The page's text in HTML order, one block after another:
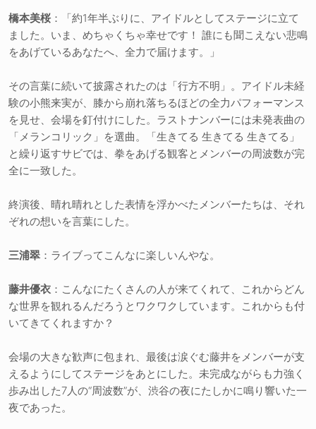
橋本美桜：「約1年半ぶりに、アイドルとしてステージに立て
ました。いま、めちゃくちゃ幸せです！ 誰にも聞こえない悲鳴
をあげているあなたへ、全力で届けます。」
その言葉に続いて披露されたのは「行方不明」。アイドル未経
験の小熊来実が、膝から崩れ落ちるほどの全力パフォーマンス
を見せ、会場を釘付けにした。ラストナンバーには未発表曲の
「メランコリック」を選曲。「生きてる 生きてる 生きてる」
と繰り返すサビでは、拳をあげる観客とメンバーの周波数が完
全に一致した。
終演後、晴れ晴れとした表情を浮かべたメンバーたちは、それ
ぞれの想いを言葉にした。
三浦翠 ：ライブってこんなに楽しいんやな。
藤井優衣 ：こんなにたくさんの人が来てくれて、これからどん
な世界を観れるんだろうとワクワクしています。これからも付
いてきてくれますか？
会場の大きな歓声に包まれ、最後は涙ぐむ藤井をメンバーが支
えるようにしてステージをあとにした。未完成ながらも力強く
歩み出した7人の“周波数”が、渋谷の夜にたしかに鳴り響いた一
夜であった。